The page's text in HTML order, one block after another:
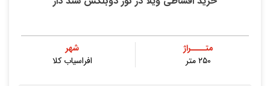
متــــراژ
۲۵۰ متر
شهر
افراسیاب کلا